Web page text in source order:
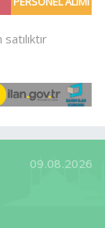
09.08.2026